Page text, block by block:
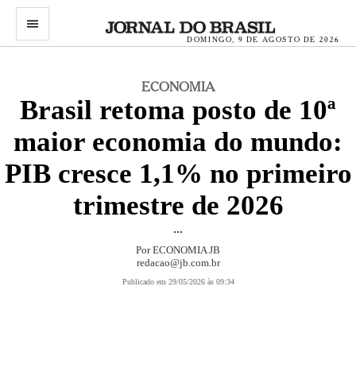
menu
DOMINGO, 9 DE AGOSTO DE 2026
ECONOMIA
Brasil retoma posto de 10ª
maior economia do mundo:
PIB cresce 1,1% no primeiro
trimestre de 2026
...
PorECONOMIA JB
redacao@jb.com.br
Publicado em 29/05/2026 às 09:34